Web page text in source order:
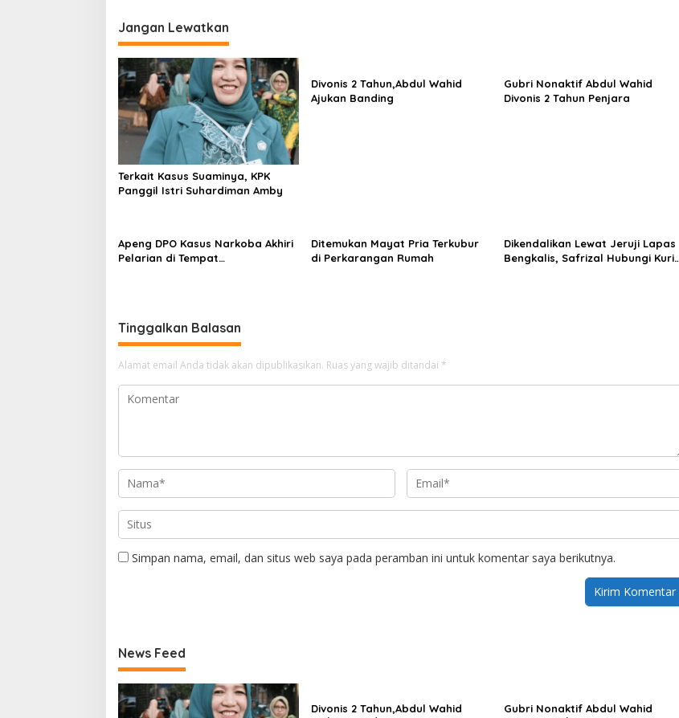
Jangan Lewatkan
Terkait Kasus Suaminya, KPK
Panggil Istri Suhardiman Amby
Divonis 2 Tahun,Abdul Wahid
Ajukan Banding
Gubri Nonaktif Abdul Wahid
Divonis 2 Tahun Penjara
Apeng DPO Kasus Narkoba Akhiri
Pelarian di Tempat
Ditemukan Mayat Pria Terkubur
di Perkarangan Rumah
Dikendalikan Lewat Jeruji Lapas
Bengkalis, Safrizal Hubungi Kurir
Tinggalkan Balasan
Alamat email Anda tidak akan dipublikasikan. Ruas yang wajib ditandai *
Simpan nama, email, dan situs web saya pada peramban ini untuk komentar saya berikutnya.
News Feed
Divonis 2 Tahun,Abdul Wahid
Gubri Nonaktif Abdul Wahid